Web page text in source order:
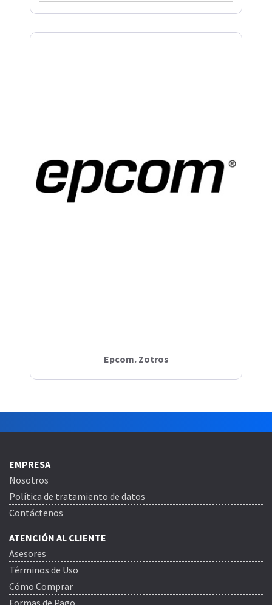
Epcom. Zotros
EMPRESA
Nosotros
Política de tratamiento de datos
Contáctenos
ATENCIÓN AL CLIENTE
Asesores
Términos de Uso
Cómo Comprar
Formas de Pago